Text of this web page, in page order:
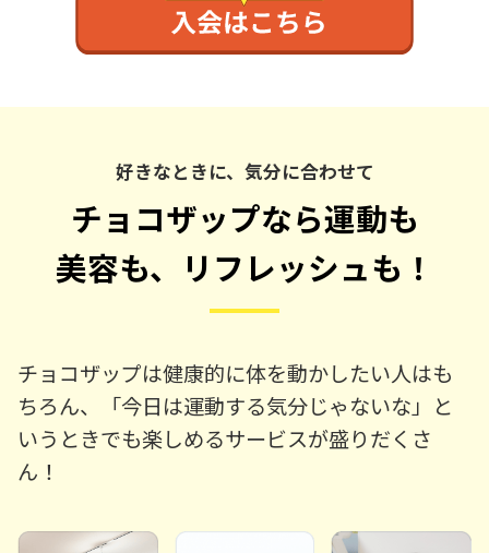
好きなときに、気分に合わせて
チョコザップなら運動も
美容も、リフレッシュも！
チョコザップは健康的に体を動かしたい人はも
ちろん、「今日は運動する気分じゃないな」と
いうときでも楽しめるサービスが盛りだくさ
ん！